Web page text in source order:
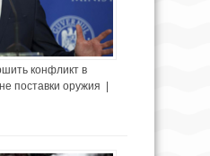
конфликт в
поставки оружия |